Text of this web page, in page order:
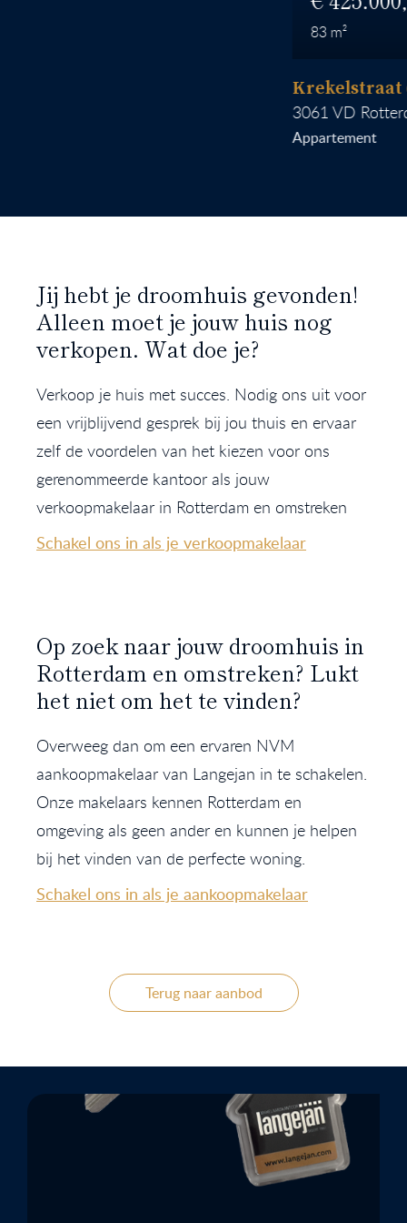
Krekelstraat 6 B
3061 VD Rotterdam
Appartement
Jij hebt je droomhuis gevonden!
Alleen moet je jouw huis nog
verkopen. Wat doe je?
Verkoop je huis met succes. Nodig ons uit voor
een vrijblijvend gesprek bij jou thuis en ervaar
zelf de voordelen van het kiezen voor ons
gerenommeerde kantoor als jouw
verkoopmakelaar in Rotterdam en omstreken
Schakel ons in als je verkoopmakelaar
Op zoek naar jouw droomhuis in
Rotterdam en omstreken? Lukt
het niet om het te vinden?
Overweeg dan om een ervaren NVM
aankoopmakelaar van Langejan in te schakelen.
Onze makelaars kennen Rotterdam en
omgeving als geen ander en kunnen je helpen
bij het vinden van de perfecte woning.
Schakel ons in als je aankoopmakelaar
Terug naar aanbod